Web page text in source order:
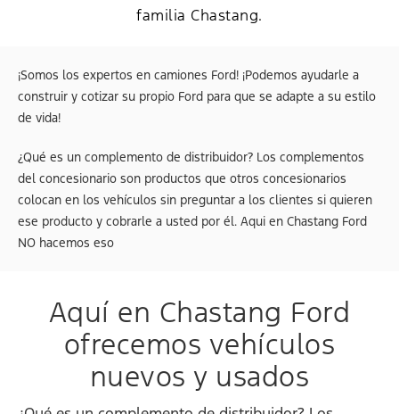
familia Chastang.
¡Somos los expertos en camiones Ford! ¡Podemos ayudarle a
construir y cotizar su propio Ford para que se adapte a su estilo
de vida!
¿Qué es un complemento de distribuidor? Los complementos
del concesionario son productos que otros concesionarios
colocan en los vehículos sin preguntar a los clientes si quieren
ese producto y cobrarle a usted por él. Aqui en Chastang Ford
NO hacemos eso
Aquí en Chastang Ford
ofrecemos vehículos
nuevos y usados